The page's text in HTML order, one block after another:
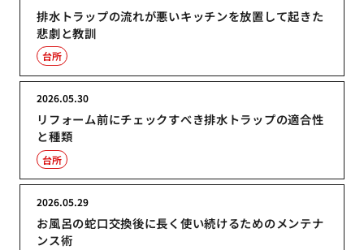
排水トラップの流れが悪いキッチンを放置して起きた
悲劇と教訓
台所
リフォーム前にチェックすべき排水トラップの適合性
と種類
2026.05.30
台所
お風呂の蛇口交換後に長く使い続けるためのメンテナ
ンス術
2026.05.29